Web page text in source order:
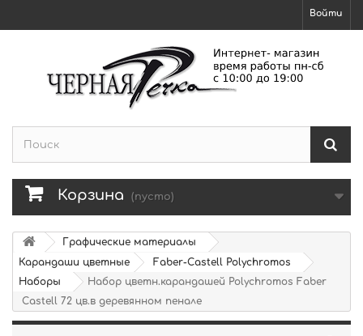
Войти
Корзина (пусто)
Графические материалы
Карандаши цветные
Faber-Castell Polychromos
Наборы
Набор цветн.карандашей Polychromos Faber
Castell 72 цв.в деревянном пенале